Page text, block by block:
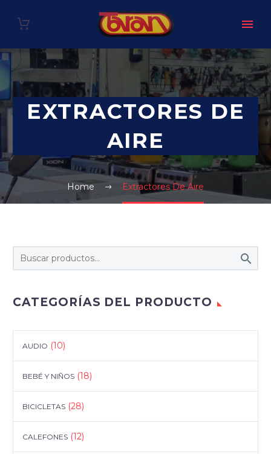
EXTRACTORES DE
AIRE
Home Extractores De Aire

CATEGORÍAS DEL PRODUCTO
AUDIO (10)
BEBÉ Y NIÑOS (18)
BICICLETAS (28)
CALEFONES (12)